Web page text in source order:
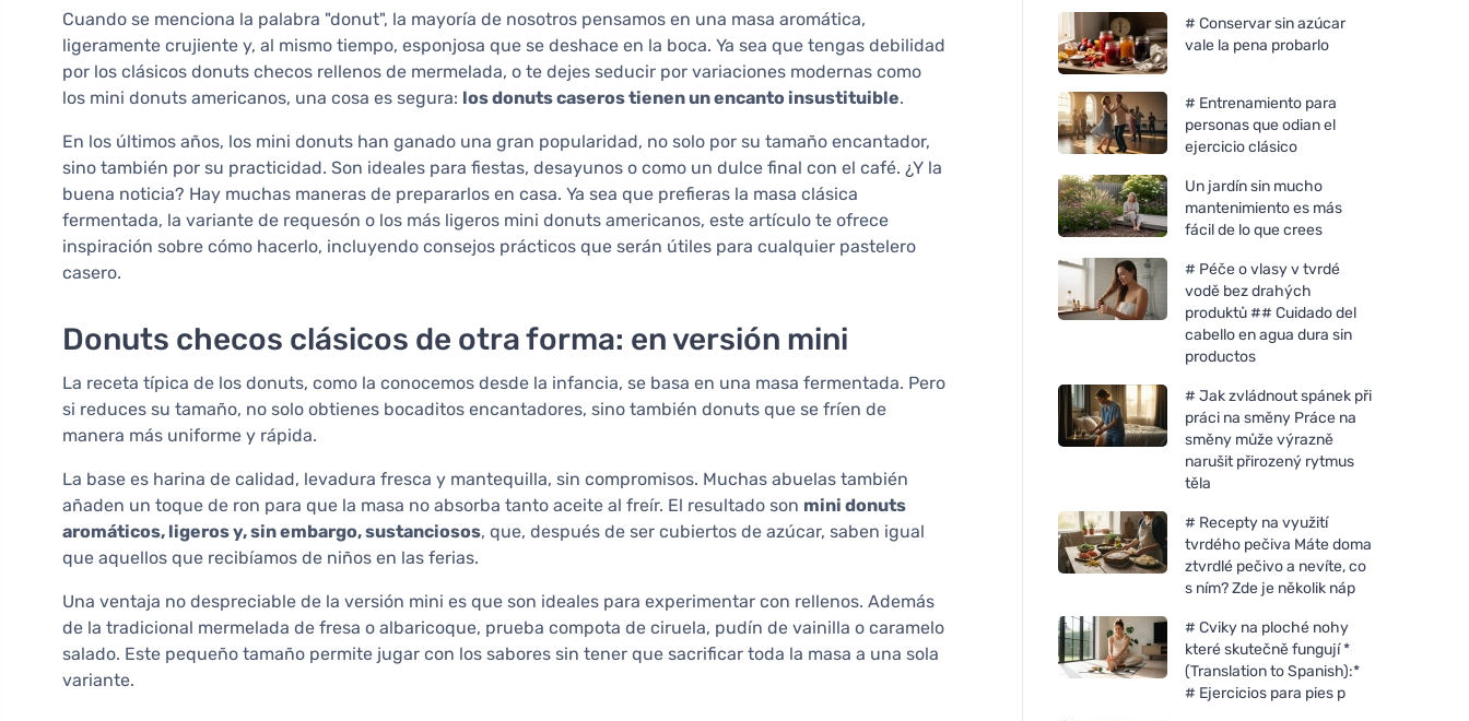
Cuando se menciona la palabra "donut", la mayoría de nosotros pensamos en una masa aromática,
ligeramente crujiente y, al mismo tiempo, esponjosa que se deshace en la boca. Ya sea que tengas debilidad
por los clásicos donuts checos rellenos de mermelada, o te dejes seducir por variaciones modernas como
los mini donuts americanos, una cosa es segura: los donuts caseros tienen un encanto insustituible.
En los últimos años, los mini donuts han ganado una gran popularidad, no solo por su tamaño encantador,
sino también por su practicidad. Son ideales para fiestas, desayunos o como un dulce final con el café. ¿Y la
buena noticia? Hay muchas maneras de prepararlos en casa. Ya sea que prefieras la masa clásica
fermentada, la variante de requesón o los más ligeros mini donuts americanos, este artículo te ofrece
inspiración sobre cómo hacerlo, incluyendo consejos prácticos que serán útiles para cualquier pastelero
casero.
Donuts checos clásicos de otra forma: en versión mini
La receta típica de los donuts, como la conocemos desde la infancia, se basa en una masa fermentada. Pero
si reduces su tamaño, no solo obtienes bocaditos encantadores, sino también donuts que se fríen de
manera más uniforme y rápida.
La base es harina de calidad, levadura fresca y mantequilla, sin compromisos. Muchas abuelas también
añaden un toque de ron para que la masa no absorba tanto aceite al freír. El resultado son mini donuts
aromáticos, ligeros y, sin embargo, sustanciosos, que, después de ser cubiertos de azúcar, saben igual
que aquellos que recibíamos de niños en las ferias.
Una ventaja no despreciable de la versión mini es que son ideales para experimentar con rellenos. Además
de la tradicional mermelada de fresa o albaricoque, prueba compota de ciruela, pudín de vainilla o caramelo
salado. Este pequeño tamaño permite jugar con los sabores sin tener que sacrificar toda la masa a una sola
variante.
# Conservar sin azúcar
vale la pena probarlo
# Entrenamiento para
personas que odian el
ejercicio clásico
Un jardín sin mucho
mantenimiento es más
fácil de lo que crees
# Péče o vlasy v tvrdé
vodě bez drahých
produktů ## Cuidado del
cabello en agua dura sin
productos
# Jak zvládnout spánek při
práci na směny Práce na
směny může výrazně
narušit přirozený rytmus
těla
# Recepty na využití
tvrdého pečiva Máte doma
ztvrdlé pečivo a nevíte, co
s ním? Zde je několik náp
# Cviky na ploché nohy
které skutečně fungují *
(Translation to Spanish):*
# Ejercicios para pies p